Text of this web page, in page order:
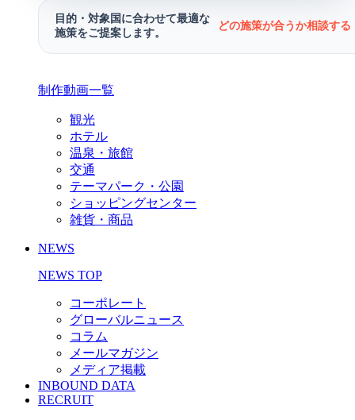
目的・対象国に合わせて最適な
施策をご提案します。
どの施策が合うか相談す
制作動画一覧
観光
ホテル
温泉・旅館
交通
テーマパーク・公園
ショッピングセンター
雑貨・商品
NEWS
NEWS TOP
コーポレート
グローバルニュース
コラム
メールマガジン
メディア掲載
INBOUND DATA
RECRUIT